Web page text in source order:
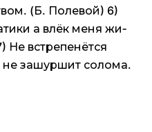
(Б. Полевой) 6)
а влёк меня жи­
Не встрепенётся
не зашуршит солома.